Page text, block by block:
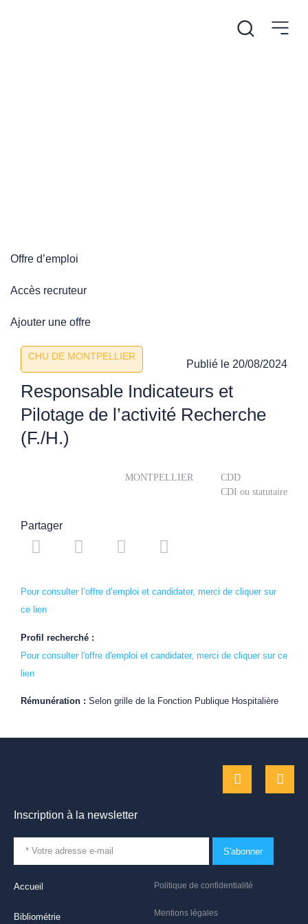
Offre d’emploi
Accès recruteur
Ajouter une offre
CHU DE MONTPELLIER
Publié le 20/08/2024
Responsable Indicateurs et
Pilotage de l’activité Recherche
(F./H.)
MONTPELLIER
CDD
CDI ou statutaire
Partager
Pour consulter l’offre d’emploi et candidater, merci de cliquer sur
ce lien
Profil recherché :
Pour consulter l'offre d'emploi et candidater, merci de cliquer sur ce
lien
Rémunération : Selon grille de la Fonction Publique Hospitalière
Politique de confidentialité
Mentions légales
Accueil
Bibliométrie
Inscription à la newsletter
S'abonner